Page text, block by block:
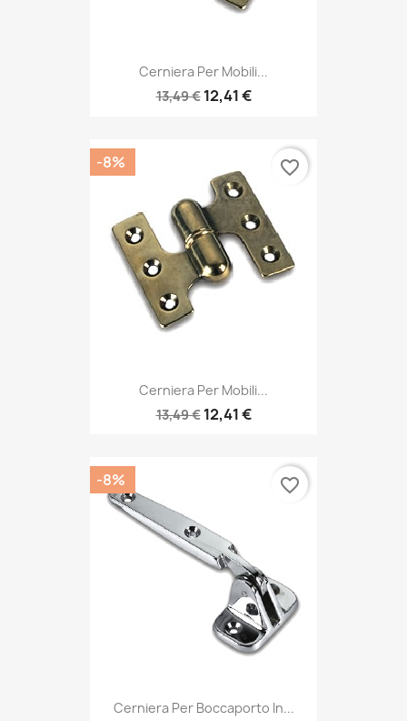
Cerniera Per Mobili...
13,49 € 12,41 €
Cerniera Per Mobili...
13,49 € 12,41 €
-8% favorite_border
Cerniera Per Boccaporto In...
-8% favorite_border